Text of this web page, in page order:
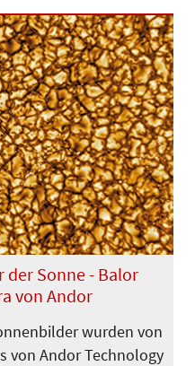
der Sonne - Balor
von Andor
wurden von
von Andor Technology
Next